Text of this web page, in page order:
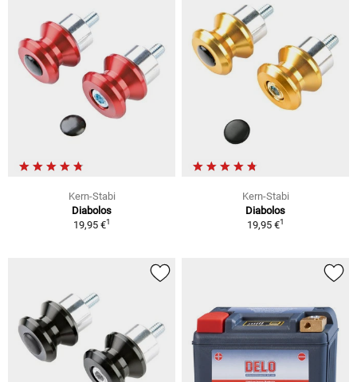
Kern-Stabi
Diabolos
19,95 €1
Kern-Stabi
Diabolos
19,95 €1